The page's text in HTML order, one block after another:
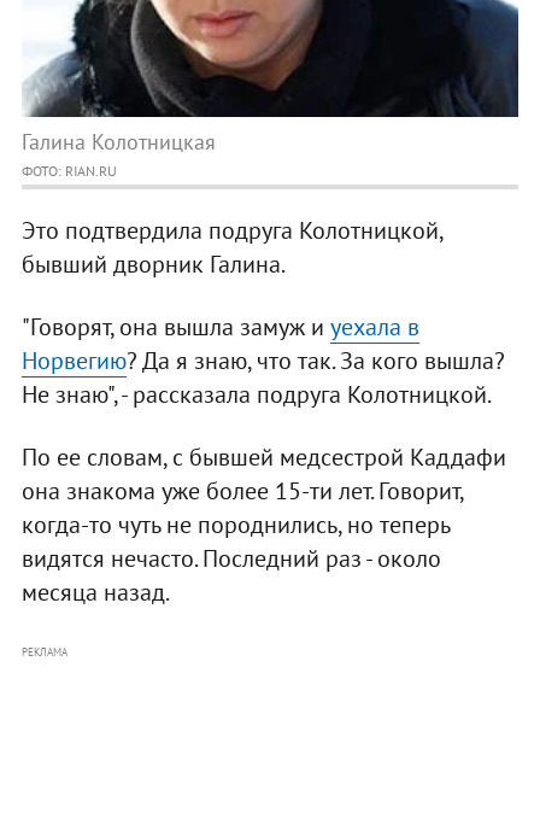
Галина Колотницкая
ФОТО: RIAN.RU
Это подтвердила подруга Колотницкой,
бывший дворник Галина.
"Говорят, она вышла замуж и уехала в
Норвегию? Да я знаю, что так. За кого вышла?
Не знаю", - рассказала подруга Колотницкой.
По ее словам, с бывшей медсестрой Каддафи
она знакома уже более 15-ти лет. Говорит,
когда-то чуть не породнились, но теперь
видятся нечасто. Последний раз - около
месяца назад.
РЕКЛАМА